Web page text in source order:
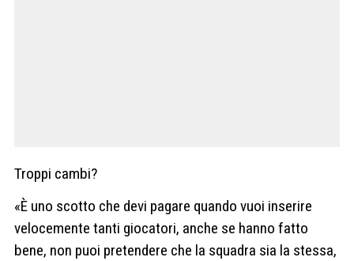
Troppi cambi?
«È uno scotto che devi pagare quando vuoi inserire
velocemente tanti giocatori, anche se hanno fatto
bene, non puoi pretendere che la squadra sia la stessa,